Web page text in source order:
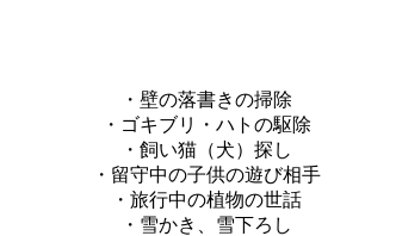
・壁の落書きの掃除
・ゴキブリ・ハトの駆除
・飼い猫（犬）探し
・留守中の子供の遊び相手
・旅行中の植物の世話
・雪かき、雪下ろし